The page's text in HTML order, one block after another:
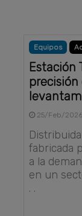
Equipos
Estación
precisión
25/Feb/
fabricada
a la
en un
. .